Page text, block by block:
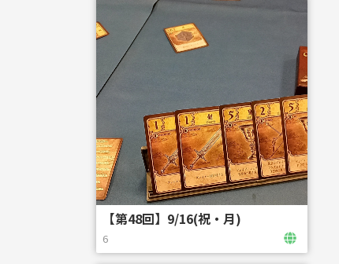
【第48回】9/16(祝・月)
6